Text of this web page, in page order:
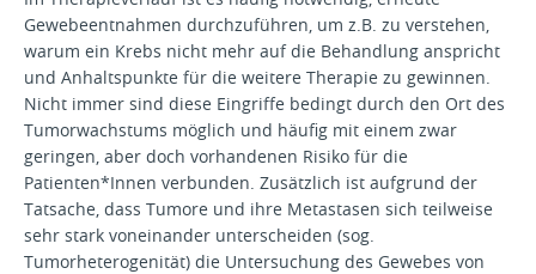
Gewebeentnahmen durchzuführen, um z.B. zu verstehen,
warum ein Krebs nicht mehr auf die Behandlung anspricht
und Anhaltspunkte für die weitere Therapie zu gewinnen.
Nicht immer sind diese Eingriffe bedingt durch den Ort des
Tumorwachstums möglich und häufig mit einem zwar
geringen, aber doch vorhandenen Risiko für die
Patienten*Innen verbunden. Zusätzlich ist aufgrund der
Tatsache, dass Tumore und ihre Metastasen sich teilweise
sehr stark voneinander unterscheiden (sog.
Tumorheterogenität) die Untersuchung des Gewebes von